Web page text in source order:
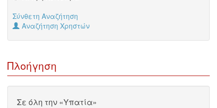
Σύνθετη Αναζήτηση
Αναζήτηση Χρηστών
Πλοήγηση
Σε όλη την «Υπατία»